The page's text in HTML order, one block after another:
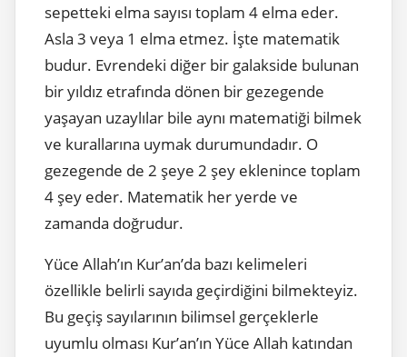
sepetteki elma sayısı toplam 4 elma eder.
Asla 3 veya 1 elma etmez. İşte matematik
budur. Evrendeki diğer bir galakside bulunan
bir yıldız etrafında dönen bir gezegende
yaşayan uzaylılar bile aynı matematiği bilmek
ve kurallarına uymak durumundadır. O
gezegende de 2 şeye 2 şey eklenince toplam
4 şey eder. Matematik her yerde ve
zamanda doğrudur.
Yüce Allah’ın Kur’an’da bazı kelimeleri
özellikle belirli sayıda geçirdiğini bilmekteyiz.
Bu geçiş sayılarının bilimsel gerçeklerle
uyumlu olması Kur’an’ın Yüce Allah katından